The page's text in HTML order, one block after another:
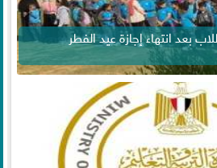
بعد انتهاء إجازة عيد الفطر